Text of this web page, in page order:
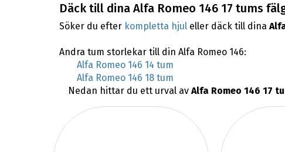
Däck till dina Alfa Romeo 146 17 tums
Söker du efter kompletta hjuleller däck till dina
Andra tum storlekar till din Alfa Romeo 146:
Alfa Romeo 146 14 tum
Alfa Romeo 146 18 tum
Nedan hittar du ett urval av Alfa Romeo 146 17